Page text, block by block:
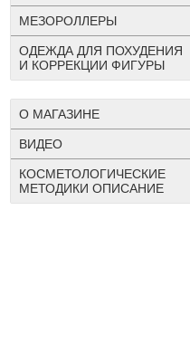
МЕЗОРОЛЛЕРЫ
ОДЕЖДА ДЛЯ ПОХУДЕНИЯ
И КОРРЕКЦИИ ФИГУРЫ
О МАГАЗИНЕ
ВИДЕО
КОСМЕТОЛОГИЧЕСКИЕ
МЕТОДИКИ ОПИСАНИЕ